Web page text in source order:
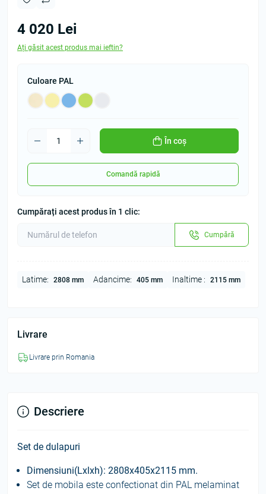
4 020 Lei
Ați găsit acest produs mai ieftin?
Culoare PAL
În coș
Comandă rapidă
Cumpărați acest produs în 1 clic:
Cumpără
Latime: 2808 mm Adancime: 405 mm Inaltime : 2115 mm
Livrare
Livrare prin Romania
Descriere
Set de dulapuri
Dimensiuni(Lxlxh): 2808x405x2115 mm.
Set de mobila este confectionat din PAL melaminat